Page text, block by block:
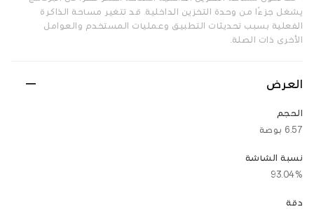
يشغل جزءًا من وحدة التخزين الداخلية. قد تتغير مساحة الذاكرة
الفعلية بسبب تحديثات التطبيق وعمليات المستخدم والعوامل
الأخرى ذات الصلة.
العرض
الحجم
6.57 بوصة
نسبة الشاشة
93.04%
دقة